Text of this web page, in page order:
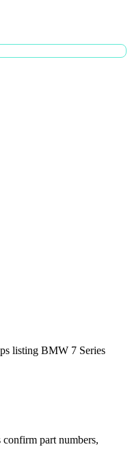
listing BMW 7 Series
part numbers,